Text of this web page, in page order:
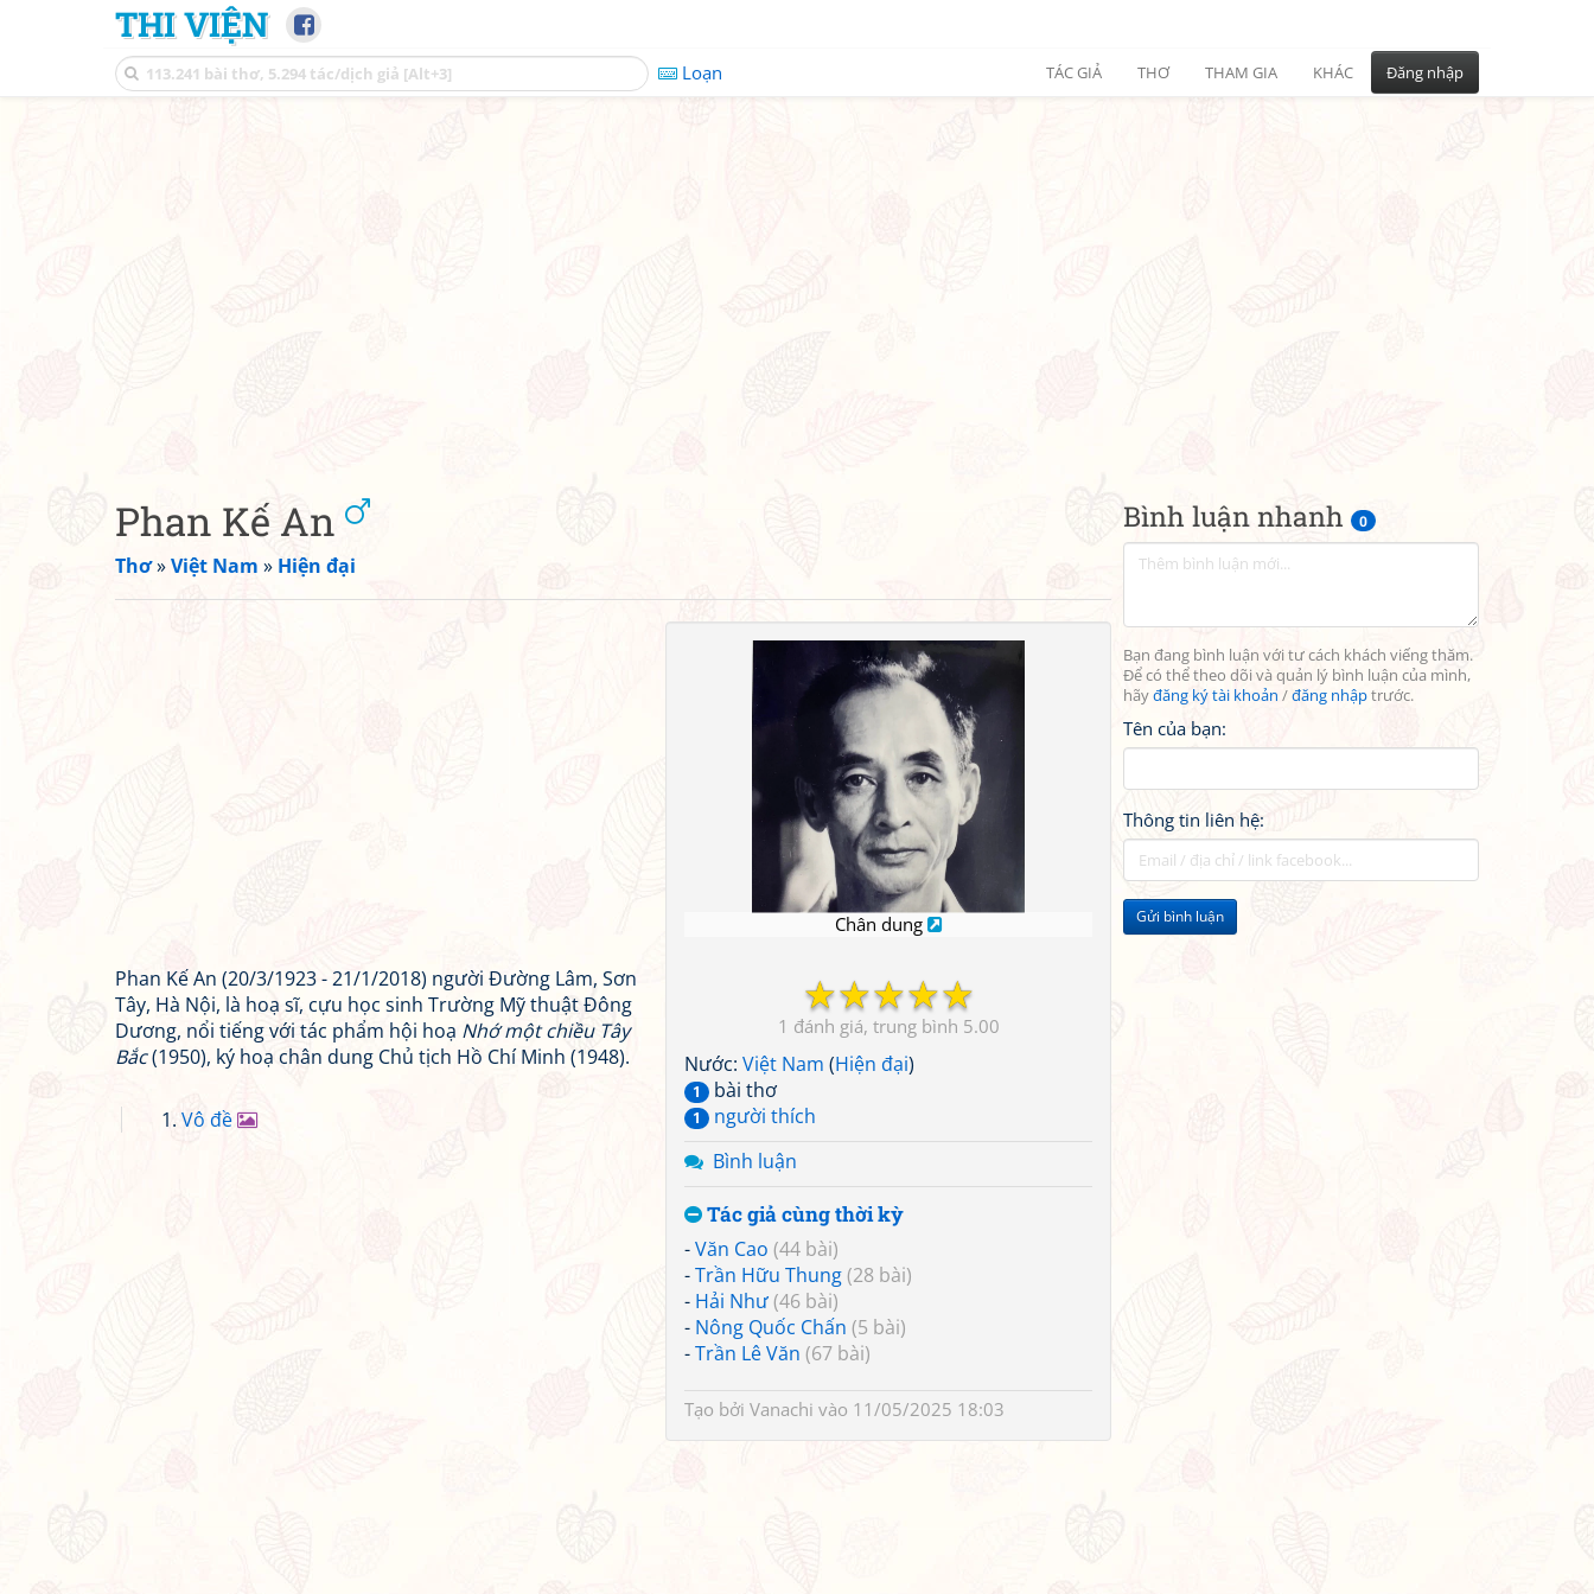
THI VIỆN
Loạn TÁC GIẢ THƠ THAM GIA KHÁC Đăng nhập
Bình luận nhanh 0
Bạn đang bình luận với tư cách khách viếng thăm.
Để có thể theo dõi và quản lý bình luận của mình,
hãyđăng ký tài khoản /đăng nhậptrước.
Tên của bạn:
Thông tin liên hệ:
Gửi bình luận
Phan Kế An
Thơ»Việt Nam » Hiện đại
Chân dung
☆
☆
☆
☆
☆
1 5.00
Nước: Việt Nam (Hiện đại)
1 bài thơ
1
người thích
Bình luận
Tác giả cùng thời kỳ
-Văn Cao (44 bài)
-Trần Hữu Thung(28 bài)
- Hải Như(46 bài)
- Nông Quốc Chấn (5 bài)
-Trần Lê Văn (67 bài)
Tạo bởi Vanachi vào 11/05/2025 18:03
Phan Kế An (20/3/1923 - 21/1/2018) người Đường Lâm, Sơn
Tây, Hà Nội, là hoạ sĩ, cựu học sinh Trường Mỹ thuật Đông
Dương, nổi tiếng với tác phẩm hội hoạ Nhớ một chiều Tây
Bắc(1950), ký hoạ chân dung Chủ tịch Hồ Chí Minh (1948).
Vô đề